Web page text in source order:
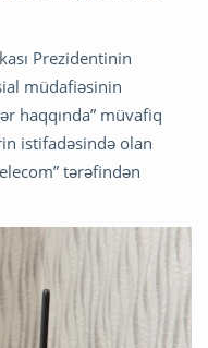
Prezidentinin
müdafiəsinin
haqqında” müvafiq
istifadəsində olan
tərəfindən